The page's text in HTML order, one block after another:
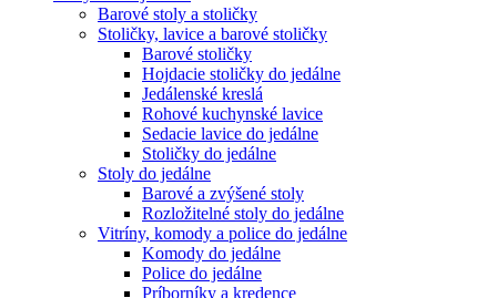
Barové stoly a stoličky
Stoličky, lavice a barové stoličky
Barové stoličky
Hojdacie stoličky do jedálne
Jedálenské kreslá
Rohové kuchynské lavice
Sedacie lavice do jedálne
Stoličky do jedálne
Stoly do jedálne
Barové a zvýšené stoly
Rozložitelné stoly do jedálne
Vitríny, komody a police do jedálne
Komody do jedálne
Police do jedálne
Príborníky a kredence